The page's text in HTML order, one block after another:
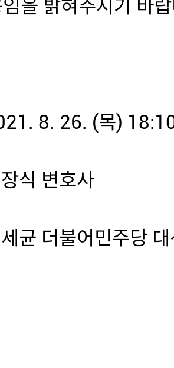
을 밝혀주시기 바
8. 26. (목)
식 변호사
균 더불어민주당 대